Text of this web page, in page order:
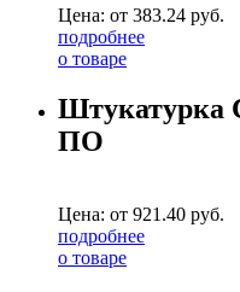
Цена: от 383.24 руб.
подробнее
о товаре
Штукатурка
ПО
Цена: от 921.40 руб.
подробнее
о товаре